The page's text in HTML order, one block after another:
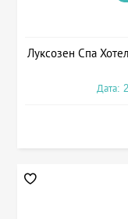
Луксозен Спа
Дата: